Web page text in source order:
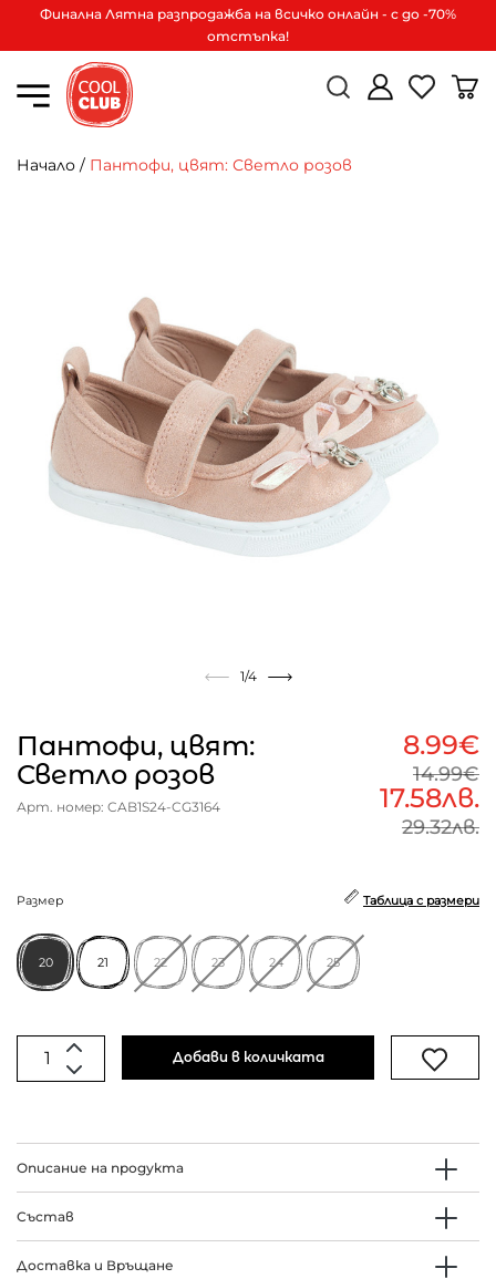
Финална Лятна разпродажба на всичко онлайн - с до -70%
отстъпка!
Начало / Пантофи, цвят: Светло розов
1/4
Пантофи, цвят:
Светло розов
Арт. номер: CAB1S24-CG3164
8.99€
14.99€
17.58лв.
29.32лв.
Размер Таблица с размери
20 21 22 23 24 25
Добави в количката
Описание на продукта
Състав
Доставка и Връщане